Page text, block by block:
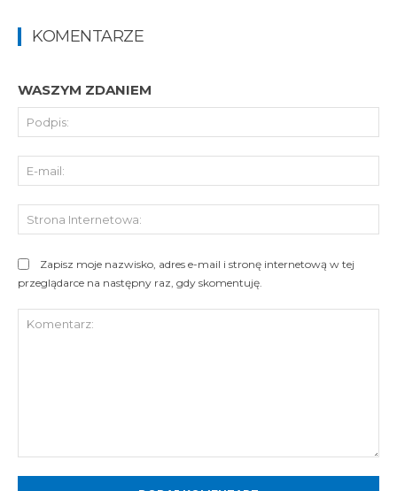
KOMENTARZE
WASZYM ZDANIEM
Zapisz moje nazwisko, adres e-mail i stronę internetową w tej
przeglądarce na następny raz, gdy skomentuję.